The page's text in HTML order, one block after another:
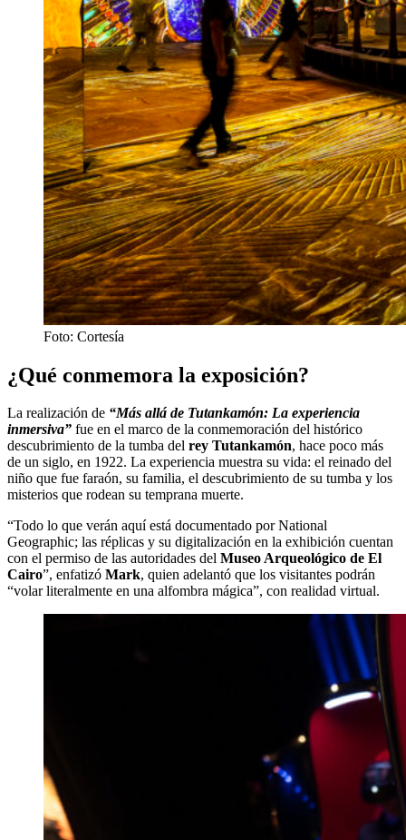
Foto: Cortesía
¿Qué conmemora la exposición?
La realización de “Más allá de Tutankamón: La experiencia
inmersiva” fue en el marco de la conmemoración del histórico
descubrimiento de la tumba del rey Tutankamón, hace poco más
de un siglo, en 1922. La experiencia muestra su vida: el reinado del
niño que fue faraón, su familia, el descubrimiento de su tumba y los
misterios que rodean su temprana muerte.
“Todo lo que verán aquí está documentado por National
Geographic; las réplicas y su digitalización en la exhibición cuentan
con el permiso de las autoridades del Museo Arqueológico de El
Cairo”, enfatizó Mark, quien adelantó que los visitantes podrán
“volar literalmente en una alfombra mágica”, con realidad virtual.